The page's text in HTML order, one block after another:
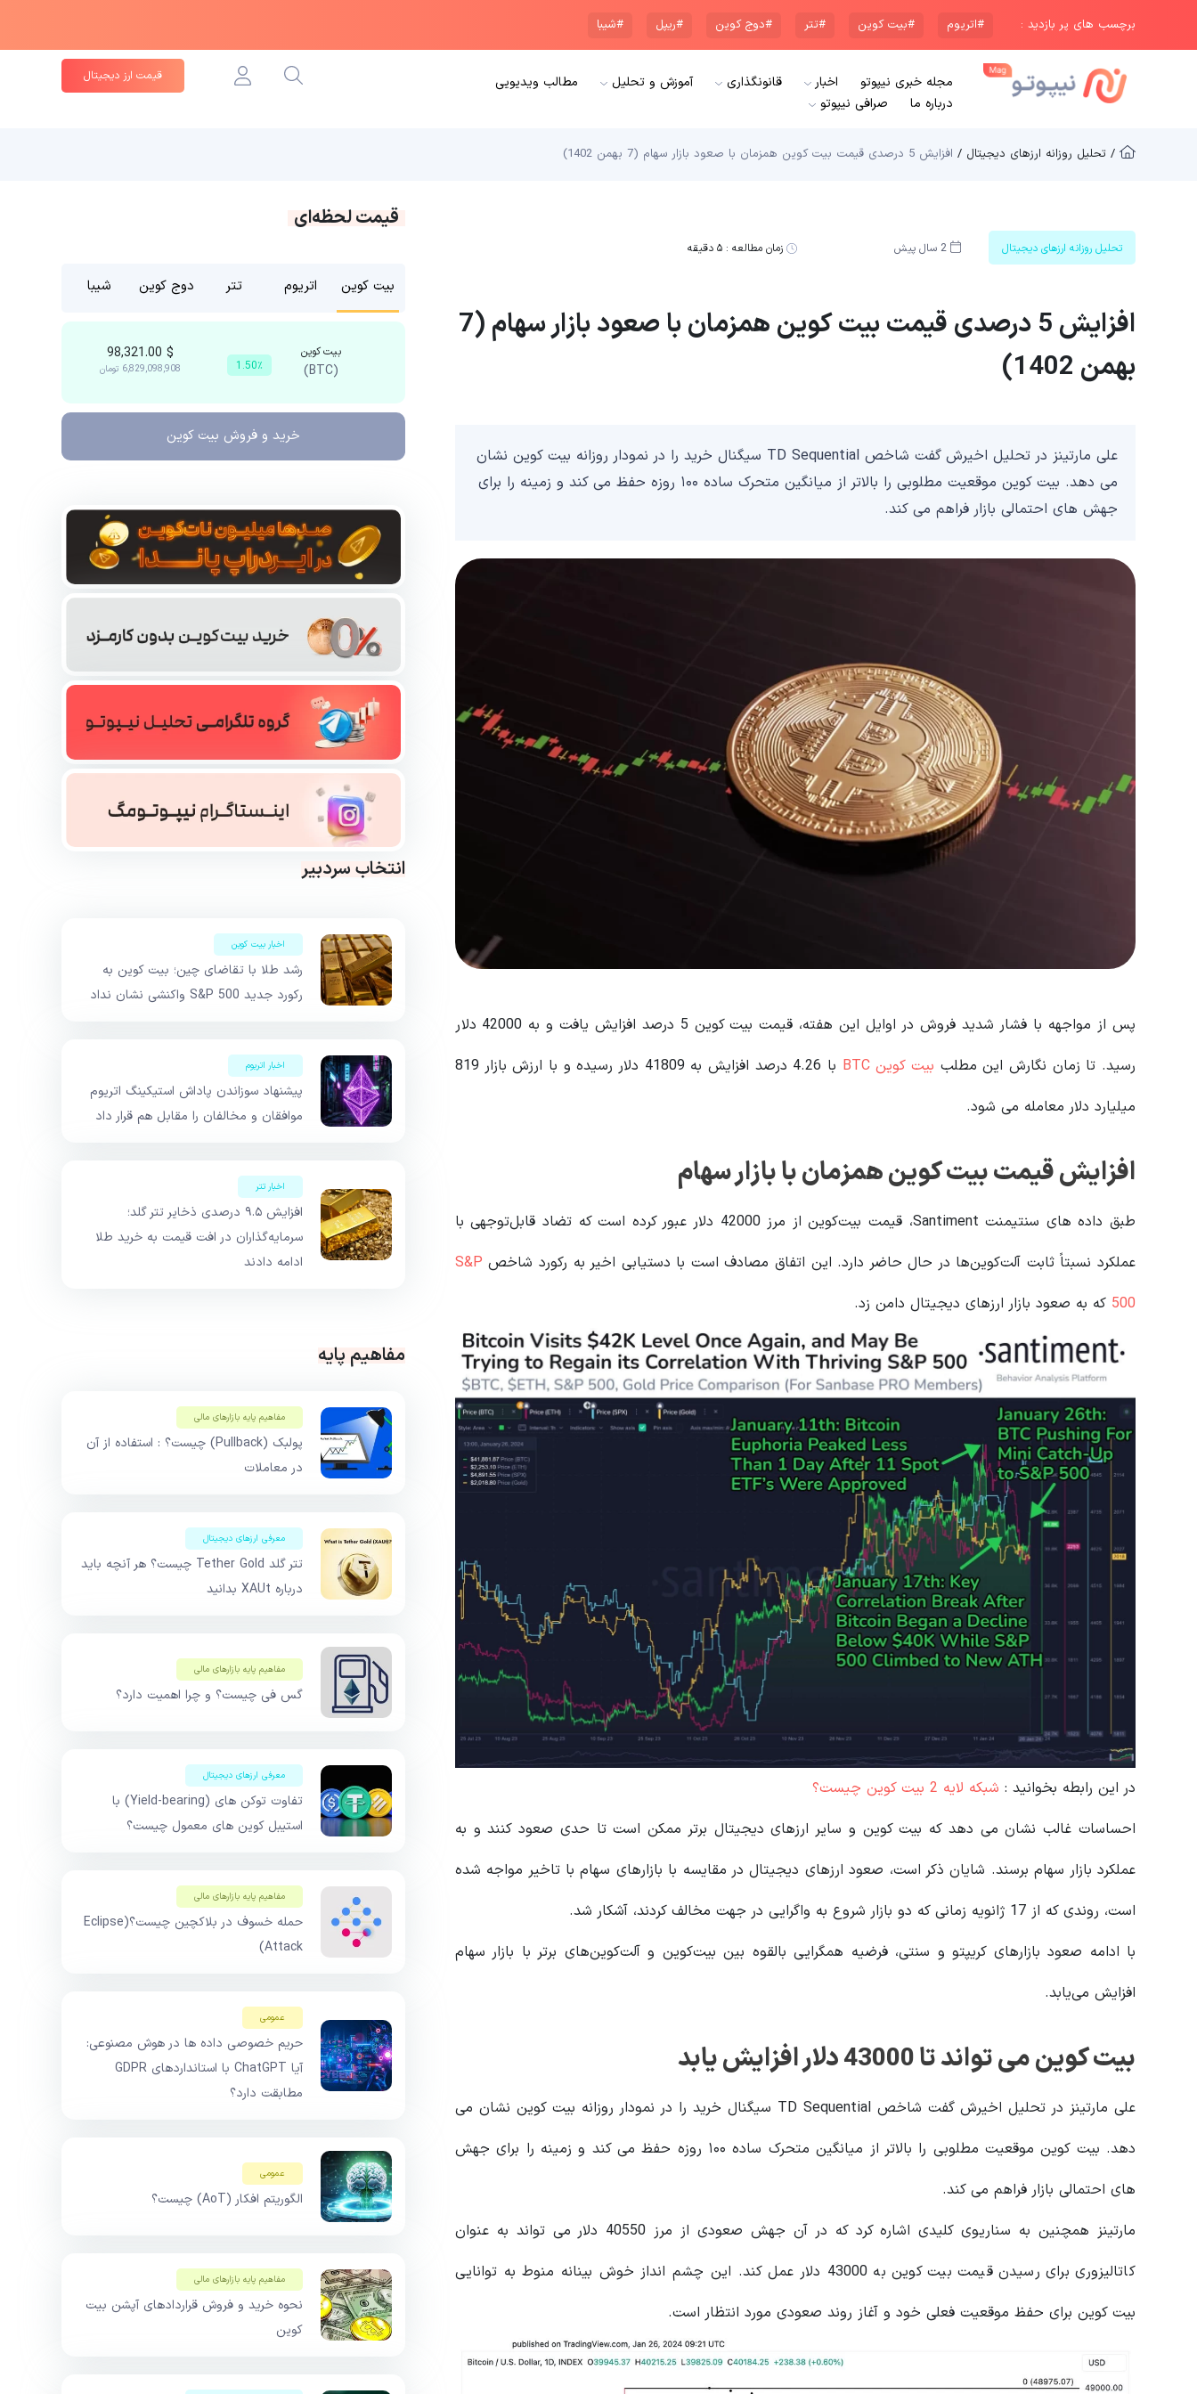
برچسب های پر بازدید : #اتریوم #بیت کوین #تتر #دوج کوین #ریپل #شیبا
مجله خبری نیپوتو اخبار قانونگذاری آموزش و تحلیل
مطالب ویدیویی
درباره ما
صرافی نیپوتو
قیمت ارز دیجیتال
/ تحلیل روزانه ارزهای دیجیتال / افزایش 5 درصدی قیمت بیت کوین همزمان با صعود بازار سهام (7 بهمن 1402)
تحلیل روزانه ارزهای دیجیتال 2 سال پیش زمان مطالعه :۵ دقیقه
افزایش 5 درصدی قیمت بیت کوین همزمان با صعود بازار سهام (7
بهمن 1402)
علی مارتینز در تحلیل اخیرش گفت شاخص TD Sequential سیگنال خرید را در نمودار روزانه بیت کوین نشان
می دهد. بیت کوین موقعیت مطلوبی را بالاتر از میانگین متحرک ساده ۱۰۰ روزه حفظ می کند و زمینه را برای
جهش های احتمالی بازار فراهم می کند.
پس از مواجهه با فشار شدید فروش در اوایل این هفته، قیمت بیت کوین 5 درصد افزایش یافت و به 42000 دلار
رسید. تا زمان نگارش این مطلب بیت کوین BTC
با 4.26 درصد افزایش به 41809 دلار رسیده و با ارزش بازار 819
میلیارد دلار معامله می شود.
افزایش قیمت بیت کوین همزمان با بازار سهام
طبق داده های سنتیمنت Santiment، قیمت بیت‌کوین از مرز 42000 دلار عبور کرده است که تضاد قابل‌توجهی با
عملکرد نسبتاً ثابت آلت‌کوین‌ها در حال حاضر دارد. این اتفاق مصادف است با دستیابی اخیر به رکورد شاخص S&P
500 که به صعود بازار ارزهای دیجیتال دامن زد.
در این رابطه بخوانید‌ : شبکه لایه 2 بیت کوین چیست؟
احساسات غالب نشان می دهد که بیت کوین و سایر ارزهای دیجیتال برتر ممکن است تا حدی صعود کنند و به
عملکرد بازار سهام برسند. شایان ذکر است، صعود ارزهای دیجیتال در مقایسه با بازارهای سهام با تاخیر مواجه شده
است، روندی که از 17 ژانویه زمانی که دو بازار شروع به واگرایی در جهت مخالف کردند، آشکار شد.
با ادامه صعود بازارهای کریپتو و سنتی، فرضیه همگرایی بالقوه بین بیت‌کوین و آلت‌کوین‌های برتر با بازار سهام
افزایش می‌یابد.
بیت کوین می تواند تا 43000 دلار افزایش یابد
علی مارتینز در تحلیل اخیرش گفت شاخص TD Sequential سیگنال خرید را در نمودار روزانه بیت کوین نشان می
دهد. بیت کوین موقعیت مطلوبی را بالاتر از میانگین متحرک ساده ۱۰۰ روزه حفظ می کند و زمینه را برای جهش
های احتمالی بازار فراهم می کند.
مارتینز همچنین به سناریوی کلیدی اشاره کرد که در آن جهش صعودی از مرز 40550 دلار می تواند به عنوان
کاتالیزوری برای رسیدن قیمت بیت کوین به 43000 دلار عمل کند. این چشم انداز خوش بینانه منوط به توانایی
بیت کوین برای حفظ موقعیت فعلی خود و آغاز روند صعودی مورد انتظار است.
قیمت لحظه‌ای
بیت کوین اتریوم تتر دوج کوین شیبا
بیت کوین
(BTC) 1.50٪
$
6,829,098,908 تومان
خرید و فروش بیت کوین
انتخاب سردبیر
اخبار بیت کوین
رشد طلا با تقاضای چین؛ بیت کوین به
رکورد جدید S&P 500 واکنشی نشان نداد
اخبار اتریوم
پیشنهاد سوزاندن پاداش استیکینگ اتریوم
موافقان و مخالفان را مقابل هم قرار داد
اخبار تتر
افزایش ۹.۵ درصدی ذخایر تتر گلد؛
سرمایه‌گذاران در افت قیمت به خرید طلا
ادامه دادند
مفاهیم پایه
مفاهیم پایه بازار‌های مالی
پولبک (Pullback) چیست؟ : استفاده از آن
در معاملات
معرفی ارزهای دیجیتال
تتر گلد Tether Gold چیست؟ هر آنچه باید
درباره XAUt بدانید
مفاهیم پایه بازار‌های مالی
گس فی چیست؟ و چرا اهمیت دارد؟
معرفی ارزهای دیجیتال
تفاوت توکن های (Yield-bearing) با
استیبل کوین های معمول چیست؟
مفاهیم پایه بازار‌های مالی
حمله خسوف در بلاکچین چیست؟(Eclipse
Attack)
عمومی
حریم خصوصی داده ها در هوش مصنوعی:
آیا ChatGPT با استانداردهای GDPR
مطابقت دارد؟
عمومی
الگوریتم افکار (AoT) چیست؟
مفاهیم پایه بازار‌های مالی
نحوه خرید و فروش قراردادهای آپشن بیت
کوین